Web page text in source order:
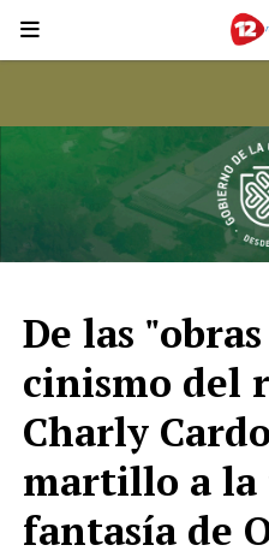
De las
cinismo del
Charly
martillo a
fantasía de